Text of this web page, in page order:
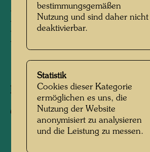
Hundertwasser auf
Baustelle
Fotograf:Unbekannt Unknown
Copyright:Hundertwasser Archiv
bestimmungsgemäßen
Nutzung und sind daher nicht
deaktivierbar.
Statistik
Cookies dieser Kategorie
ermöglichen es uns, die
Nutzung der Website
anonymisiert zu analysieren
und die Leistung zu messen.